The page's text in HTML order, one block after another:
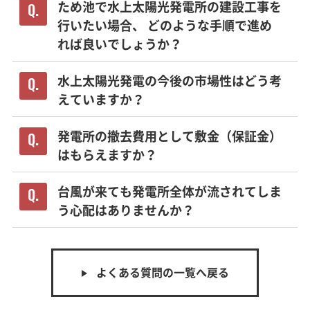
ため池で水上太陽光発電所の建設工事を
行いたい場合、 どのような手順で進め
れば良いでしょうか？
水上太陽光発電の今後の市場性はどう考
えていますか？
発電所の撤去費用として敷金（保証金）
はもらえますか？
台風が来ても発電所全体が流されてしま
う心配はありませんか？
よくある質問の一覧へ戻る